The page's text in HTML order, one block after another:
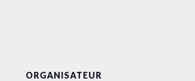
ORGANISATEUR